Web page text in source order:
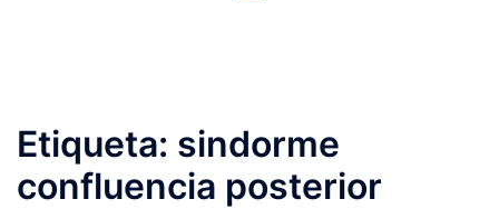
Etiqueta: sindorme
confluencia posterior